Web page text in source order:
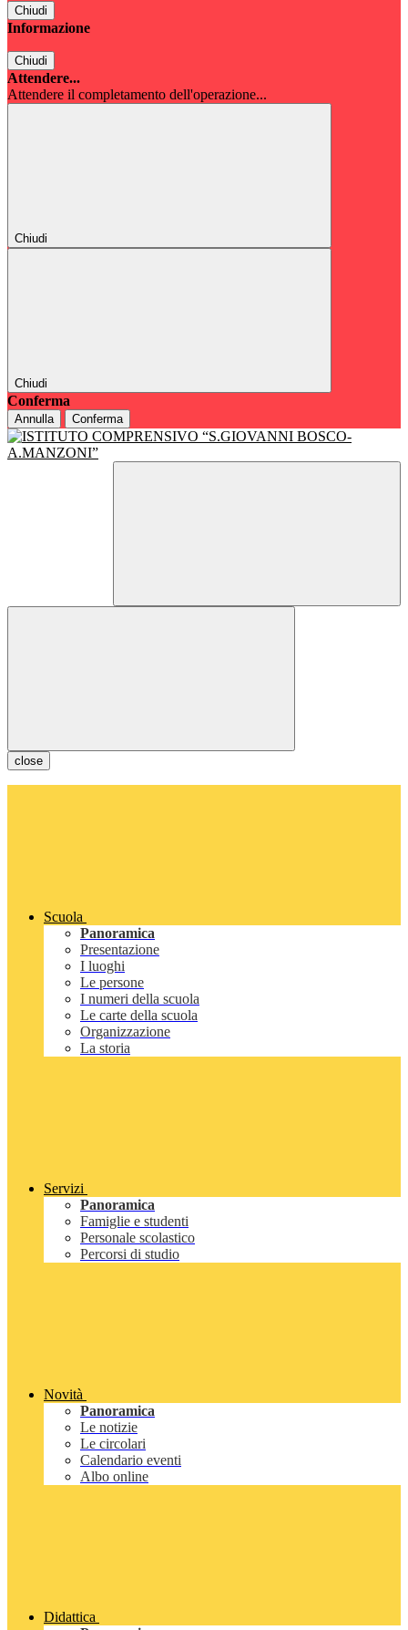
Chiudi
Informazione
Chiudi
Attendere...
Attendere il completamento dell'operazione...
Chiudi
Chiudi
Conferma
Annulla Conferma
close
Scuola
Panoramica
Presentazione
I luoghi
Le persone
I numeri della scuola
Le carte della scuola
Organizzazione
La storia
Servizi
Panoramica
Famiglie e studenti
Personale scolastico
Percorsi di studio
Novità
Panoramica
Le notizie
Le circolari
Calendario eventi
Albo online
Didattica